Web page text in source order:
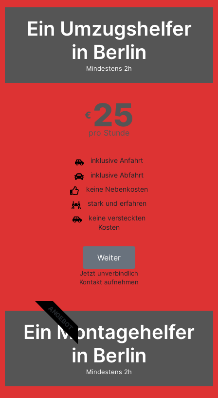
Ein Umzugshelfer
in Berlin
Mindestens 2h
€ 25
pro Stunde
inklusive Anfahrt
inklusive Abfahrt
keine Nebenkosten
stark und erfahren
keine versteckten
Kosten
Weiter
Jetzt unverbindlich
Kontakt aufnehmen
ANGEBOT
Ein Montagehelfer
in Berlin
Mindestens 2h